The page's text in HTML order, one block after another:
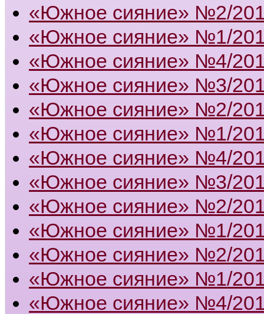
«Южное сияние» №2/
«Южное сияние» №1/
«Южное сияние» №4/
«Южное сияние» №3/
«Южное сияние» №2/
«Южное сияние» №1/
«Южное сияние» №4/
«Южное сияние» №3/
«Южное сияние» №2/
«Южное сияние» №1/
«Южное сияние» №2/
«Южное сияние» №1/
«Южное сияние» №4/